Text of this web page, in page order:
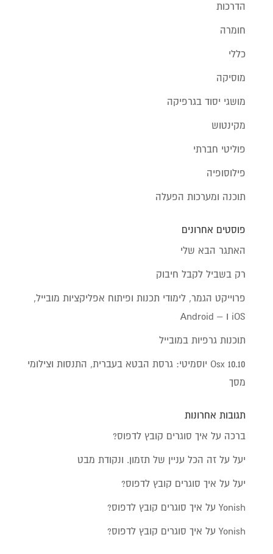
הדרכות
חומרה
כללי
מוסיקה
מושגי יסוד בגרפיקה
מקינטוש
פוליטי חברתי
פילוסופיה
תוכנה ומערכות הפעלה
פוסטים אחרונים
האתגר הבא שלי
רק בשביל לקבל חיבוק
פרוייקט הגמר, לימודי תכנות ופיתוח אפליקציות מובייל,
iOS ו – Android
תוכנות גרפיות במובייל
Osx 10.10 יוסמיטי: גרסת הבטא בעברית, התנסות וצילומי
מסך
תגובות אחרונות
ברכה על איך סוגרים קובץ לדפוס?
יעלעל זה הכל עניין של תזמון. ונקודת מבט
יעלעל איך סוגרים קובץ לדפוס?
Yonishעל איך סוגרים קובץ לדפוס?
Yonishעל איך סוגרים קובץ לדפוס?